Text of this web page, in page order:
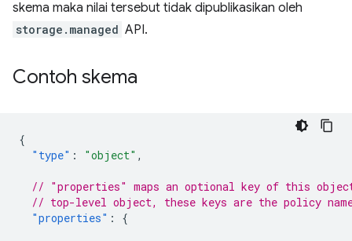
skema maka nilai tersebut tidak dipublikasikan oleh
storage.managed API.
Contoh skema
{
"type" : "object" ,
// "properties" maps an optional key of this
// top-level object, these keys are the policy
"properties" : {